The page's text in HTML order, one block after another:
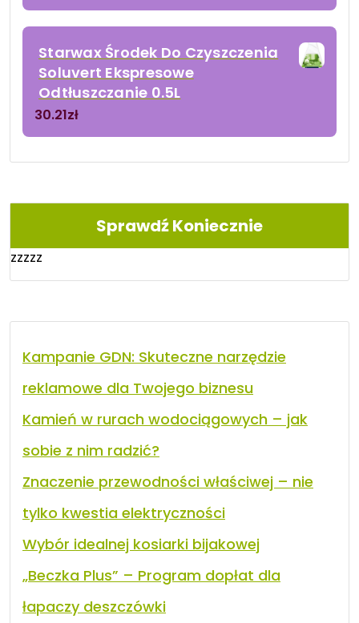
Starwax Środek Do Czyszczenia
Soluvert Ekspresowe
Odtłuszczanie 0.5L
30.21zł
Sprawdź Koniecznie
zzzzz
Kampanie GDN: Skuteczne narzędzie
reklamowe dla Twojego biznesu
Kamień w rurach wodociągowych – jak
sobie z nim radzić?
Znaczenie przewodności właściwej – nie
tylko kwestia elektryczności
Wybór idealnej kosiarki bijakowej
„Beczka Plus” – Program dopłat dla
łapaczy deszczówki